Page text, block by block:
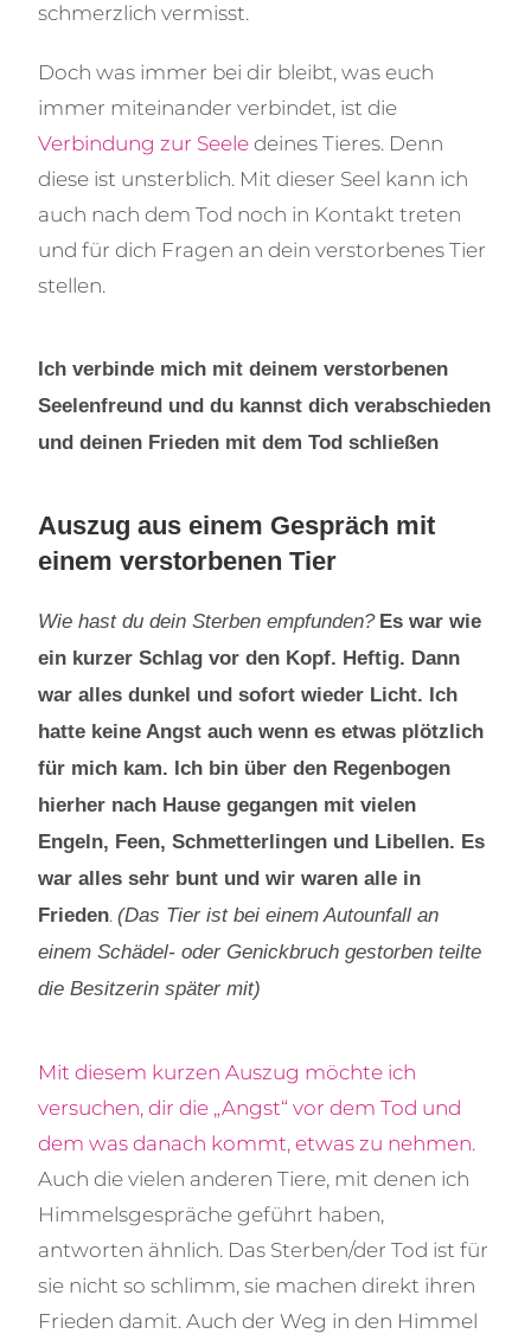
schmerzlich vermisst.
Doch was immer bei dir bleibt, was euch
immer miteinander verbindet, ist die
Verbindung zur Seele deines Tieres. Denn
diese ist unsterblich. Mit dieser Seel kann ich
auch nach dem Tod noch in Kontakt treten
und für dich Fragen an dein verstorbenes Tier
stellen.
Ich verbinde mich mit deinem verstorbenen
Seelenfreund und du kannst dich verabschieden
und deinen Frieden mit dem Tod schließen
Auszug aus einem Gespräch mit
einem verstorbenen Tier
Wie hast du dein Sterben empfunden? Es war wie
ein kurzer Schlag vor den Kopf. Heftig. Dann
war alles dunkel und sofort wieder Licht. Ich
hatte keine Angst auch wenn es etwas plötzlich
für mich kam. Ich bin über den Regenbogen
hierher nach Hause gegangen mit vielen
Engeln, Feen, Schmetterlingen und Libellen. Es
war alles sehr bunt und wir waren alle in
Frieden.(Das Tier ist bei einem Autounfall an
einem Schädel- oder Genickbruch gestorben teilte
die Besitzerin später mit)
Mit diesem kurzen Auszug möchte ich
versuchen, dir die „Angst“ vor dem Tod und
dem was danach kommt, etwas zu nehmen.
Auch die vielen anderen Tiere, mit denen ich
Himmelsgespräche geführt haben,
antworten ähnlich. Das Sterben/der Tod ist für
sie nicht so schlimm, sie machen direkt ihren
Frieden damit. Auch der Weg in den Himmel